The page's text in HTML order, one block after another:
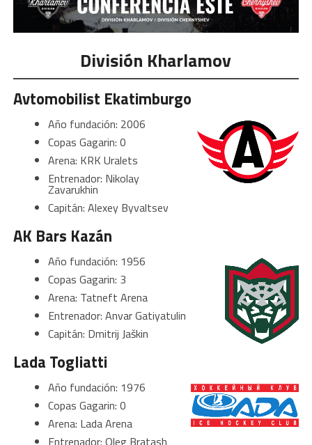
División Kharlamov
Avtomobilist Ekatimburgo
Año fundación: 2006
Copas Gagarin: 0
Arena: KRK Uralets
Entrenador: Nikolay
Zavarukhin
Capitán: Alexey Byvaltsev
AK Bars Kazán
Año fundación: 1956
Copas Gagarin: 3
Arena: Tatneft Arena
Entrenador: Anvar Gatiyatulin
Capitán: Dmitrij Jaškin
Lada Togliatti
Año fundación: 1976
Copas Gagarin: 0
Arena: Lada Arena
Entrenador: Oleg Bratash